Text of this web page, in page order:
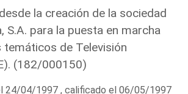
la creación de la sociedad
S.A. para la puesta en marcha
temáticos de Televisión
(182/000150)
24/04/1997 , calificado el 06/05/1997